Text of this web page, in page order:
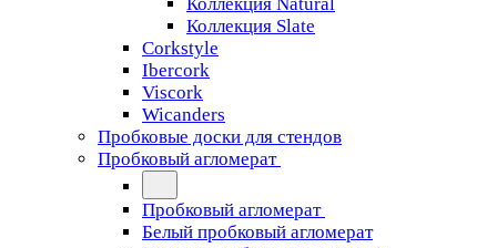
Коллекция Slate
Corkstyle
Ibercork
Viscork
Wicanders
Пробковые доски для стендов
Пробковый агломерат
Пробковый агломерат
Белый пробковый агломерат